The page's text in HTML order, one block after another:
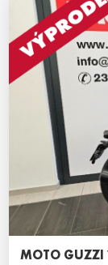
MOTO GUZZI